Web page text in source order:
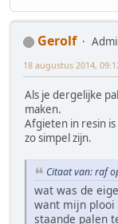
Gerolf
18 augustus 2014,
Als je dergelijke
maken.
Afgieten in resin
zo simpel zijn.
Citaat van: raf
wat was de
want mijn plooi
staande palen